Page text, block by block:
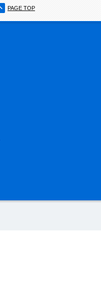
PAGE TOP